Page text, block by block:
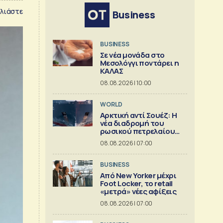
Business
BUSINESS
Σε νέα μονάδα στο
Μεσολόγγι ποντάρει η
ΚΑΛΑΣ
08.08.2026 | 10:00
WORLD
Αρκτική αντί Σουέζ: Η
νέα διαδρομή του
ρωσικού πετρελαίου
[Γράφημα]
08.08.2026 | 07:00
BUSINESS
Από New Yorker μέχρι
Foot Locker, το retail
«μετρά» νέες αφίξεις
08.08.2026 | 07:00